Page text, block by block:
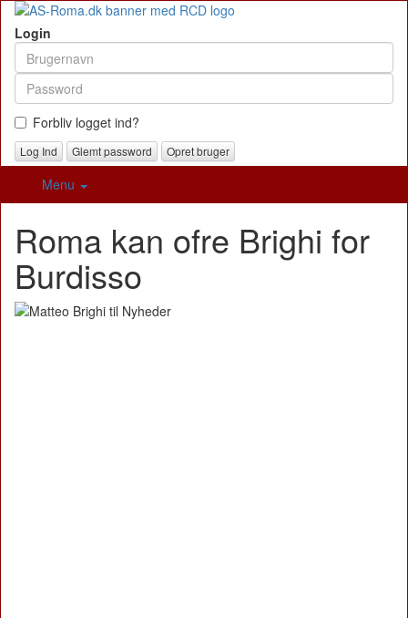
Login
Forbliv logget ind?
Glemt password Opret bruger
Menu
Roma kan ofre Brighi for
Burdisso